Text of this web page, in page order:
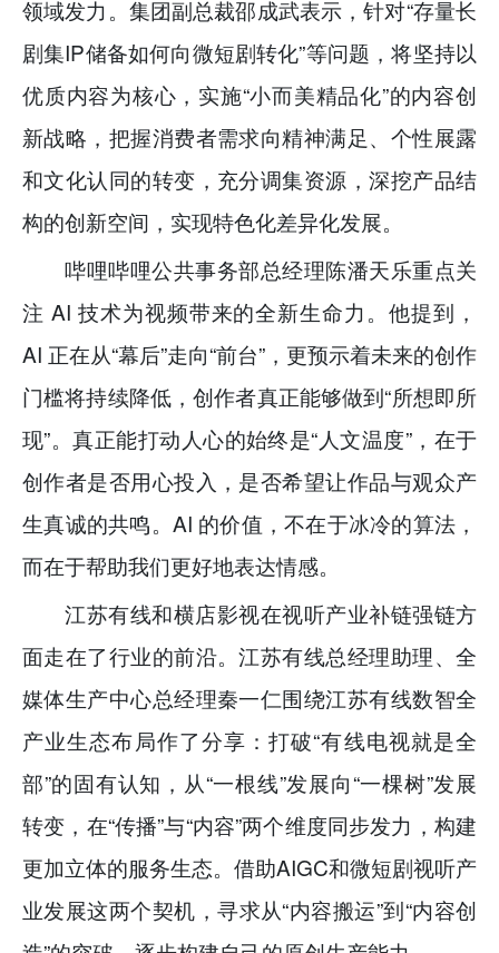
领域发力。集团副总裁邵成武表示，针对“存量长
剧集IP储备如何向微短剧转化”等问题，将坚持以
优质内容为核心，实施“小而美精品化”的内容创
新战略，把握消费者需求向精神满足、个性展露
和文化认同的转变，充分调集资源，深挖产品结
构的创新空间，实现特色化差异化发展。
哔哩哔哩公共事务部总经理陈潘天乐重点关
注 AI 技术为视频带来的全新生命力。他提到，
AI 正在从“幕后”走向“前台”，更预示着未来的创作
门槛将持续降低，创作者真正能够做到“所想即所
现”。真正能打动人心的始终是“人文温度”，在于
创作者是否用心投入，是否希望让作品与观众产
生真诚的共鸣。AI 的价值，不在于冰冷的算法，
而在于帮助我们更好地表达情感。
江苏有线和横店影视在视听产业补链强链方
面走在了行业的前沿。江苏有线总经理助理、全
媒体生产中心总经理秦一仁围绕江苏有线数智全
产业生态布局作了分享：打破“有线电视就是全
部”的固有认知，从“一根线”发展向“一棵树”发展
转变，在“传播”与“内容”两个维度同步发力，构建
更加立体的服务生态。借助AIGC和微短剧视听产
业发展这两个契机，寻求从“内容搬运”到“内容创